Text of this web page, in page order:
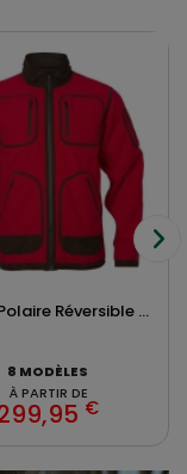
Réversible ...
8 MODÈLES
À PARTIR DE
€